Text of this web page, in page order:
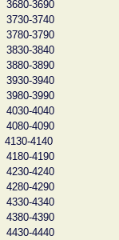
3680-3690
3730-3740
3780-3790
3830-3840
3880-3890
3930-3940
3980-3990
4030-4040
4080-4090
4130-4140
4180-4190
4230-4240
4280-4290
4330-4340
4380-4390
4430-4440